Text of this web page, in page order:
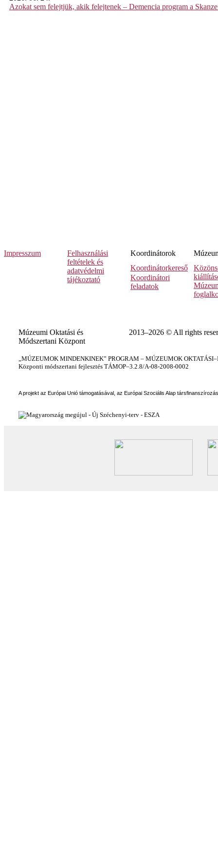
Azokat sem felejtjük, akik felejtenek – Demencia program a
Impresszum
Felhasználási
feltételek és
adatvédelmi
tájékoztató
Koordinátorok
Koordinátorkereső
Koordinátori
feladatok
Múzeumi Oktatási és
Módszertani Központ
2013–2026 © All rights
„MÚZEUMOK MINDENKINEK” PROGRAM – MÚZEUMOK
Központi módszertani fejlesztés TÁMOP–3.2.8/A-08-2008-0002
A projekt az Európai Unió támogatásával, az Európai Szociális Alap